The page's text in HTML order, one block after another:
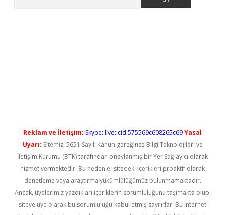
Reklam ve İletişim: Skype: live:.cid.575569c608265c69Yasal
Uyarı: Sitemiz, 5651 Sayılı Kanun gereğince Bilgi Teknolojileri ve
İletişim Kurumu (BTK) tarafından onaylanmış bir Yer Sağlayıcı olarak
hizmet vermektedir. Bu nedenle, sitedeki içerikleri proaktif olarak
denetleme veya araştırma yükümlülüğümüz bulunmamaktadır.
Ancak, üyelerimiz yazdıkları içeriklerin sorumluluğunu taşımakta olup,
siteye üye olarak bu sorumluluğu kabul etmiş sayılırlar. Bu internet